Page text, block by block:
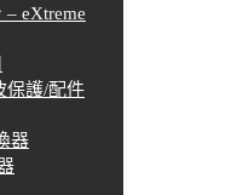
eXtreme
保護/配件
器